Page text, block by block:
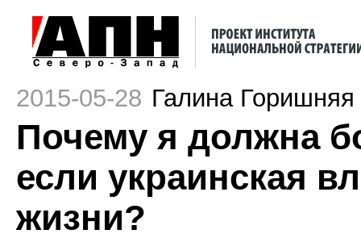
2015-05-28 Галина Горишняя
Почему я должна
если украинская
жизни?